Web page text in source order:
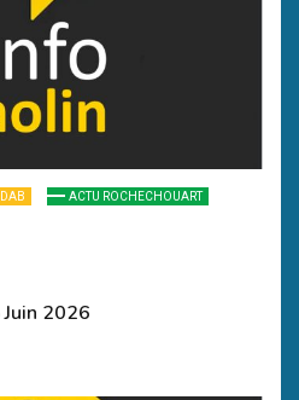
ACTU ROCHECHOUART
2026